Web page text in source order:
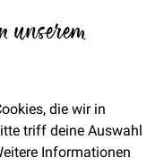
die wir in
triff deine Auswahl
Informationen